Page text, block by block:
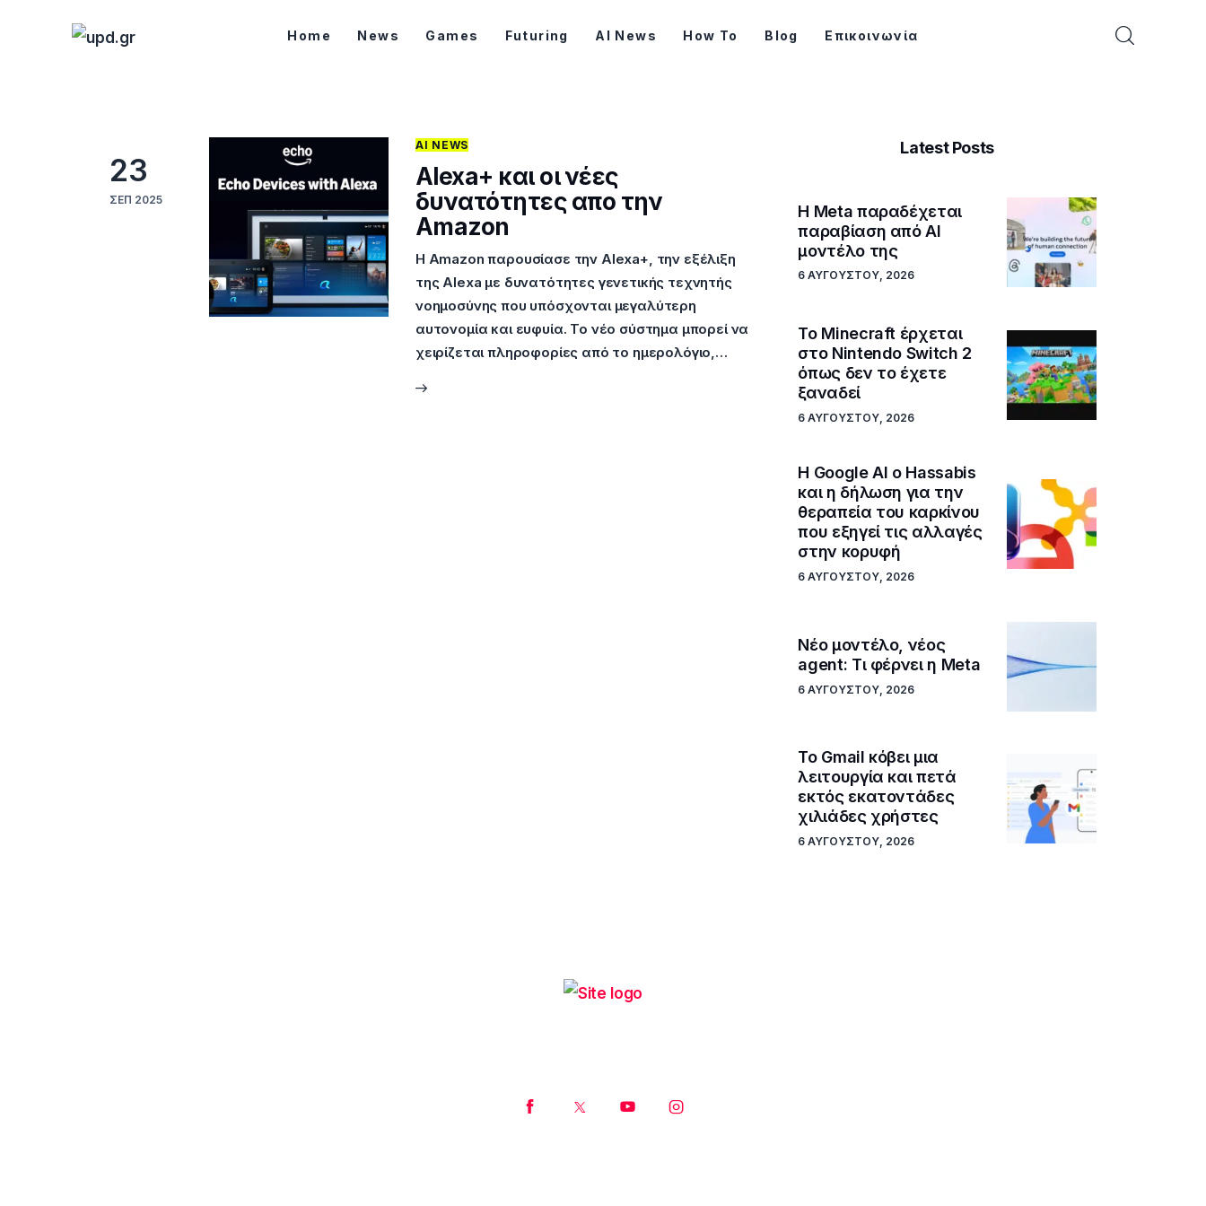
Home News Games Futuring AI News How To Blog Επικοινωνία
23
ΣΕΠ 2025
AI NEWS
Alexa+ και οι νέες
δυνατότητες απο την
Amazon
Η Amazon παρουσίασε την Alexa+, την εξέλιξη
της Alexa με δυνατότητες γενετικής τεχνητής
νοημοσύνης που υπόσχονται μεγαλύτερη
αυτονομία και ευφυία. Το νέο σύστημα μπορεί να
χειρίζεται πληροφορίες από το ημερολόγιο,…
Latest Posts
Η Meta παραδέχεται
παραβίαση από AI
μοντέλο της
6 ΑΥΓΟΎΣΤΟΥ, 2026
Το Minecraft έρχεται
στο Nintendo Switch 2
όπως δεν το έχετε
ξαναδεί
6 ΑΥΓΟΎΣΤΟΥ, 2026
Η Google ΑΙ ο Hassabis
και η δήλωση για την
θεραπεία του καρκίνου
που εξηγεί τις αλλαγές
στην κορυφή
6 ΑΥΓΟΎΣΤΟΥ, 2026
Νέο μοντέλο, νέος
agent: Τι φέρνει η Meta
6 ΑΥΓΟΎΣΤΟΥ, 2026
Το Gmail κόβει μια
λειτουργία και πετά
εκτός εκατοντάδες
χιλιάδες χρήστες
6 ΑΥΓΟΎΣΤΟΥ, 2026